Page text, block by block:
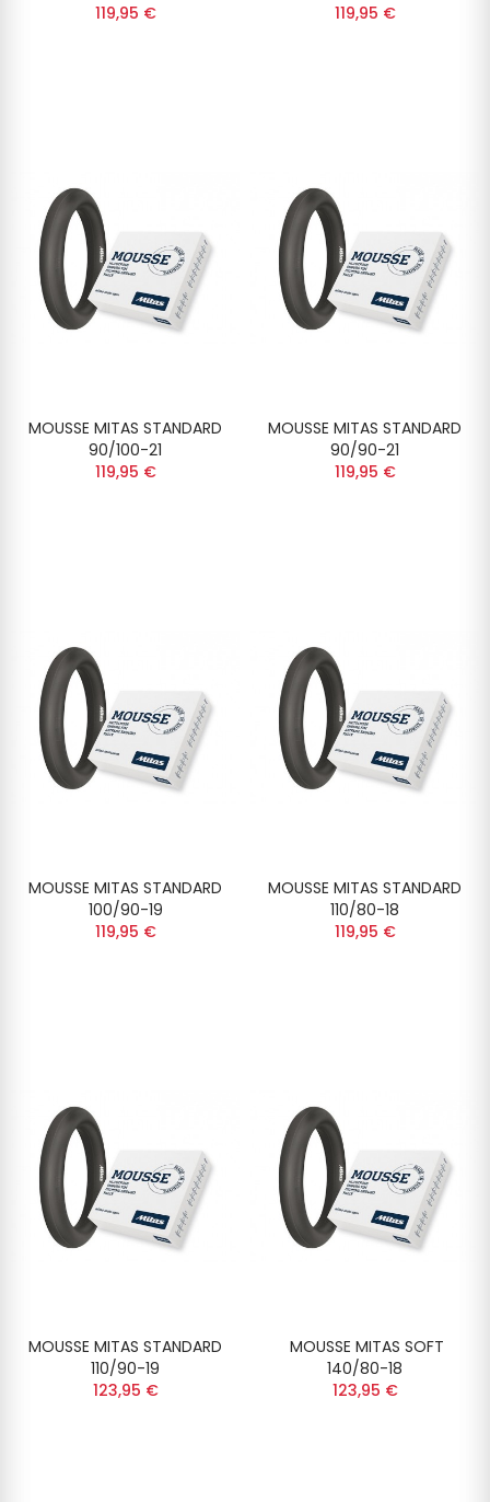
119,95 €
119,95 €
MOUSSE MITAS STANDARD
90/100-21
119,95 €
MOUSSE MITAS STANDARD
90/90-21
119,95 €
MOUSSE MITAS STANDARD
100/90-19
119,95 €
MOUSSE MITAS STANDARD
110/80-18
119,95 €
MOUSSE MITAS STANDARD
110/90-19
123,95 €
MOUSSE MITAS SOFT
140/80-18
123,95 €